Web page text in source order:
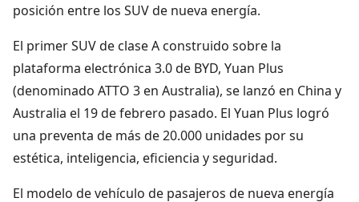
posición entre los SUV de nueva energía.
El primer SUV de clase A construido sobre la
plataforma electrónica 3.0 de BYD, Yuan Plus
(denominado ATTO 3 en Australia), se lanzó en China y
Australia el 19 de febrero pasado. El Yuan Plus logró
una preventa de más de 20.000 unidades por su
estética, inteligencia, eficiencia y seguridad.
El modelo de vehículo de pasajeros de nueva energía